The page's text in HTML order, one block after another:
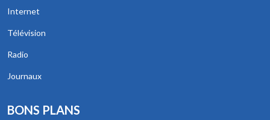
Internet
Télévision
Radio
Journaux
BONS PLANS